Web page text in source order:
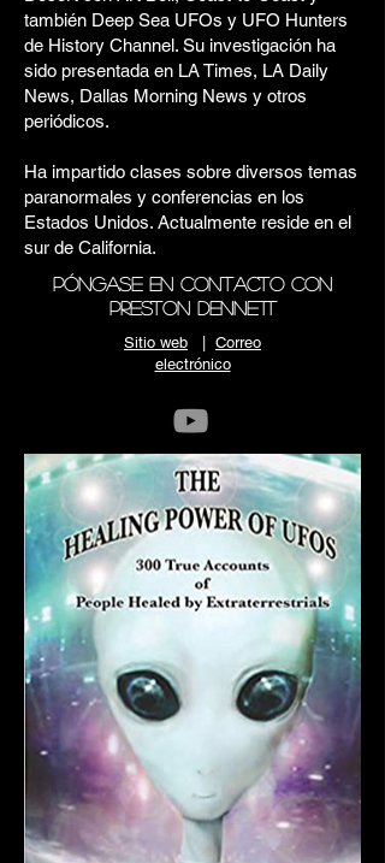
también Deep Sea UFOs y UFO Hunters
de History Channel. Su investigación ha
sido presentada en LA Times, LA Daily
News, Dallas Morning News y otros
periódicos.
Ha impartido clases sobre diversos temas
paranormales y conferencias en los
Estados Unidos. Actualmente reside en el
sur de California.
Póngase en contacto con
Preston Dennett
Sitio web
Correo
electrónico